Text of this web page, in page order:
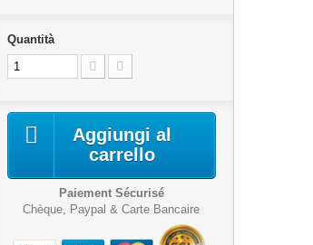
Quantità
Aggiungi al
carrello
Paiement Sécurisé
Chèque, Paypal & Carte Bancaire